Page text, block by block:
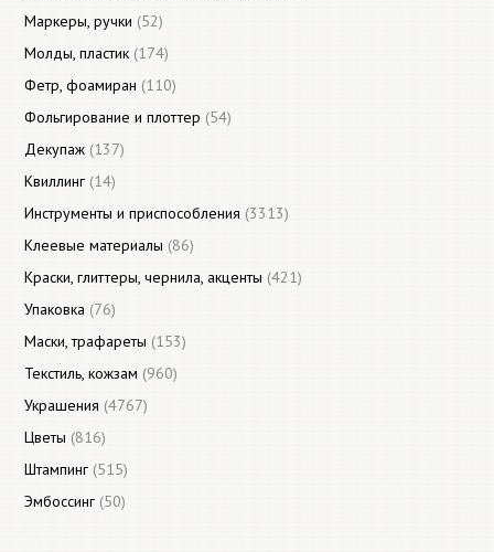
Маркеры, ручки (52)
Молды, пластик (174)
Фетр, фоамиран (110)
Фольгирование и плоттер (54)
Декупаж (137)
Квиллинг (14)
Инструменты и приспособления (3313)
Клеевые материалы (86)
Краски, глиттеры, чернила, акценты (421)
Упаковка (76)
Маски, трафареты (153)
Текстиль, кожзам (960)
Украшения (4767)
Цветы (816)
Штампинг (515)
Эмбоссинг (50)